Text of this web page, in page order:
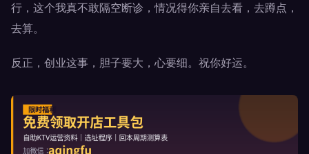
行，这个我真不敢隔空断诊，情况得你亲自去看，去蹲点，
去算。
反正，创业这事，胆子要大，心要细。祝你好运。